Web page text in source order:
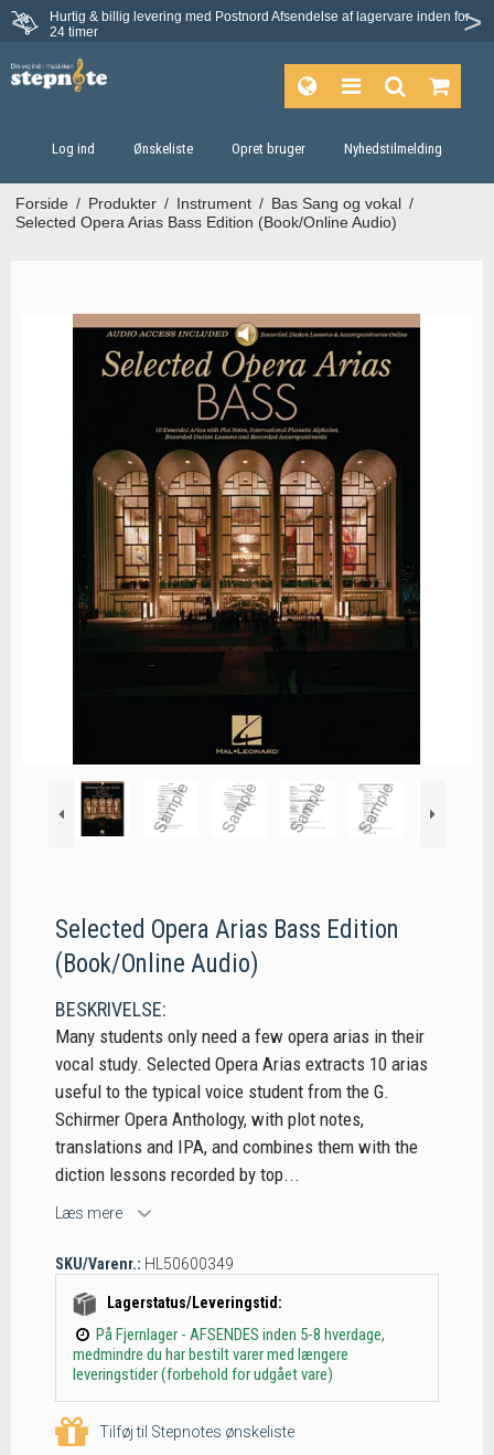
Hurtig & billig levering med Postnord Afsendelse af lagervare inden for
24 timer
Fortrydelsesret på 30 dage
Log ind Ønskeliste Opret bruger Nyhedstilmelding
Forside / Produkter / Instrument / Bas Sang og vokal /
Selected Opera Arias Bass Edition (Book/Online Audio)
Selected Opera Arias Bass Edition
(Book/Online Audio)
BESKRIVELSE:
Many students only need a few opera arias in their
vocal study. Selected Opera Arias extracts 10 arias
useful to the typical voice student from the G.
Schirmer Opera Anthology, with plot notes,
translations and IPA, and combines them with the
diction lessons recorded by top...
Læs mere
SKU/Varenr.: HL50600349
Lagerstatus/Leveringstid:
På Fjernlager - AFSENDES inden 5-8 hverdage,
medmindre du har bestilt varer med længere
leveringstider (forbehold for udgået vare)
Tilføj til Stepnotes ønskeliste